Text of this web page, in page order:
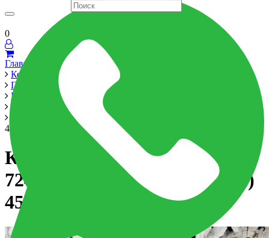
0
Главная
Керамика
Производители
LB Ceramics
Айриш / Irish
Керамогранит декор Айриш 7246-0006 (ст. арт. 6046-0372)
45x45
Керамогранит декор Айриш
7246-0006 (ст. арт. 6046-0372)
45x45